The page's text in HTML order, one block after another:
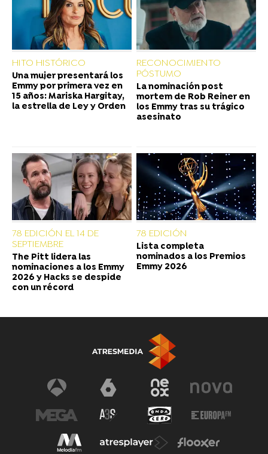
HITO HISTÓRICO
Una mujer presentará los
Emmy por primera vez en
15 años: Mariska Hargitay,
la estrella de Ley y Orden
RECONOCIMIENTO
PÓSTUMO
La nominación post
mortem de Rob Reiner en
los Emmy tras su trágico
asesinato
78 EDICIÓN EL 14 DE
SEPTIEMBRE
The Pitt lidera las
nominaciones a los Emmy
2026 y Hacks se despide
con un récord
78 EDICIÓN
Lista completa
nominados a los Premios
Emmy 2026